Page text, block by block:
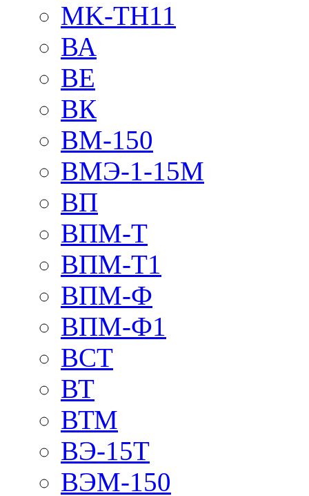
MK-TH11
ВА
ВЕ
ВК
ВМ-150
ВМЭ-1-15М
ВП
ВПМ-Т
ВПМ-Т1
ВПМ-Ф
ВПМ-Ф1
ВСТ
ВТ
ВТМ
ВЭ-15Т
ВЭМ-150